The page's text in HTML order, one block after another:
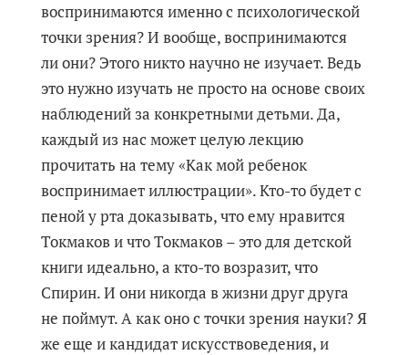
воспринимаются именно с психологической
точки зрения? И вообще, воспринимаются
ли они? Этого никто научно не изучает. Ведь
это нужно изучать не просто на основе своих
наблюдений за конкретными детьми. Да,
каждый из нас может целую лекцию
прочитать на тему «Как мой ребенок
воспринимает иллюстрации». Кто-то будет с
пеной у рта доказывать, что ему нравится
Токмаков и что Токмаков – это для детской
книги идеально, а кто-то возразит, что
Спирин. И они никогда в жизни друг друга
не поймут. А как оно с точки зрения науки? Я
же еще и кандидат искусствоведения, и